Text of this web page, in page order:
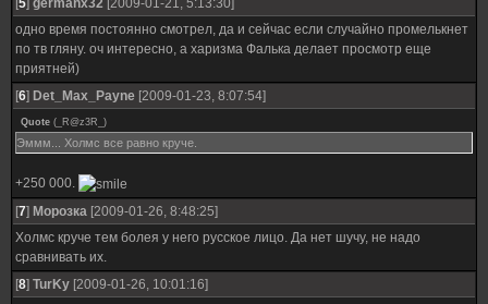
[5] germanx32 [2009-01-21, 5:13:30]
одно время постоянно смотрел, да и сейчас если случайно промелькнет
по тв гляну. оч интересно, а харизма Фалька делает просмотр еще
приятней)
[6] Det_Max_Payne [2009-01-23, 8:07:54]
Quote ( _R@z3R_ )
Эммм... Холмс все равно круче.
+250 000.
[7] Морозка [2009-01-26, 8:48:25]
Холмс круче тем болея у него русское лицо. Да нет шучу, не надо
сравнивать их.
[8] TurKy [2009-01-26, 10:01:16]